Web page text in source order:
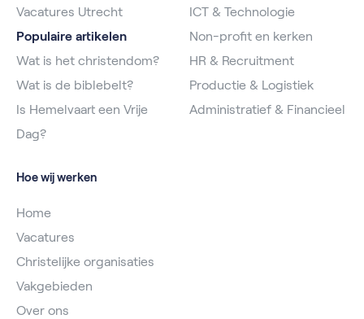
Vacatures Utrecht
Populaire artikelen
Wat is het christendom?
Wat is de biblebelt?
Is Hemelvaart een Vrije
Dag?
ICT & Technologie
Non-profit en kerken
HR & Recruitment
Productie & Logistiek
Administratief & Financieel
Hoe wij werken
Home
Vacatures
Christelijke organisaties
Vakgebieden
Over ons